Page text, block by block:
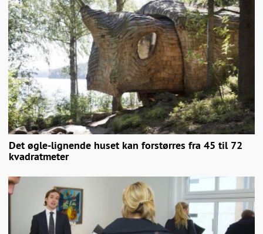
Det øgle-lignende huset kan forstørres fra 45 til 72
kvadratmeter